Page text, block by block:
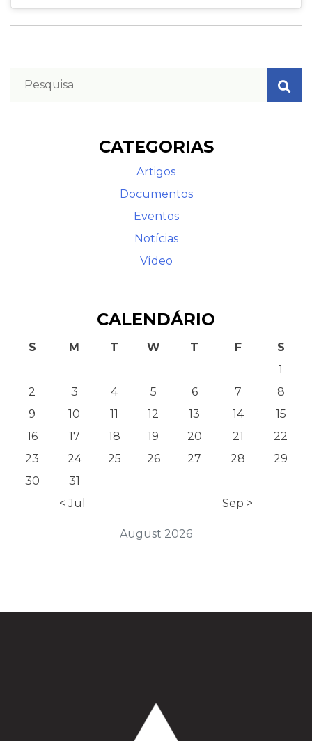
CATEGORIAS
Artigos
Documentos
Eventos
Notícias
Vídeo
CALENDÁRIO
August 2026
S M T W T F
S
1
2
3 4 5 6 7
8
9
10 11 12 13 14
15
16
17 18 19 20 21
22
23
24 25 26 27 28
29
30
31
< Jul
Sep >